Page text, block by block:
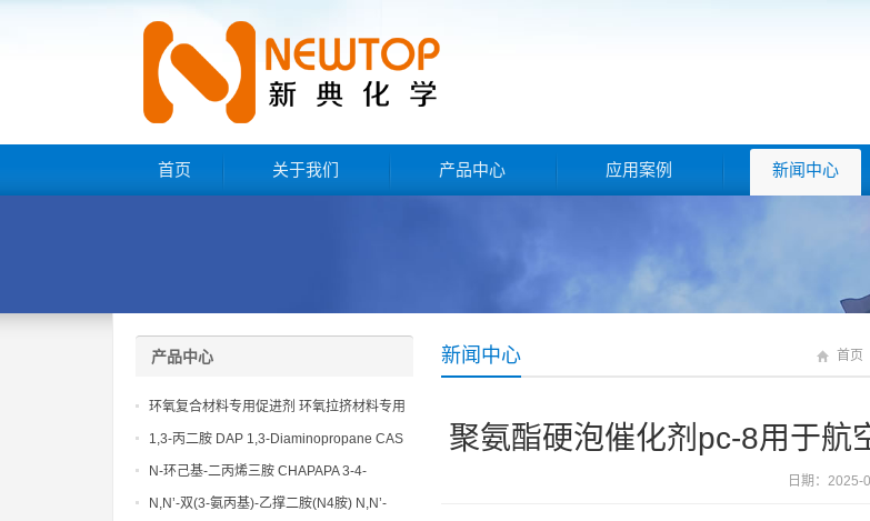
首页 关于我们 产品中心 应用案例 新闻中心
新闻中心 首页
聚氨酯硬泡催化剂pc-8用于航
日期：
产品中心
环氧复合材料专用促进剂 环氧拉挤材料专用
促进剂 NT EP 120
1,3-丙二胺 DAP 1,3-Diaminopropane CAS
No 109-76-2
N-环己基-二丙烯三胺 CHAPAPA 3-4-
Methoxypropylamine CAS No:5332-73-0
N,N’-双(3-氨丙基)-乙撑二胺(N4胺) N,N’-